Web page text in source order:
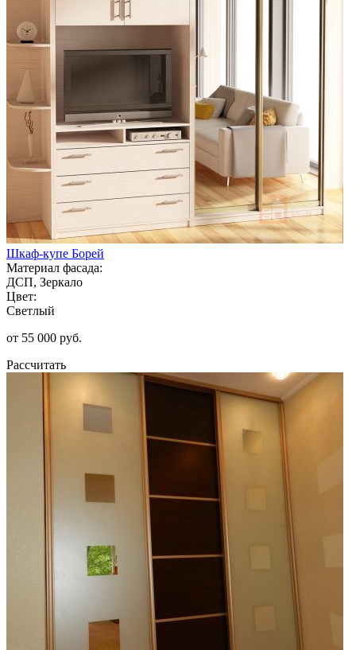
Шкаф-купе Борей
Материал фасада:
ДСП, Зеркало
Цвет:
Светлый
от 55 000 руб.
Рассчитать